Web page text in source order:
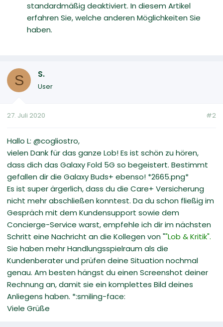
standardmäßig deaktiviert. In diesem Artikel
erfahren Sie, welche anderen Möglichkeiten Sie
haben.
S S.
User
27. Juli 2020 #2
Hallo L: @cogliostro,
vielen Dank für das ganze Lob! Es ist schön zu hören,
dass dich das Galaxy Fold 5G so begeistert. Bestimmt
gefallen dir die Galaxy Buds+ ebenso! *2665.png*
Es ist super ärgerlich, dass du die Care+ Versicherung
nicht mehr abschließen konntest. Da du schon fließig im
Gespräch mit dem Kundensupport sowie dem
Concierge-Service warst, empfehle ich dir im nächsten
Schritt eine Nachricht an die Kollegen von ""Lob & Kritik".
Sie haben mehr Handlungsspielraum als die
Kundenberater und prüfen deine Situation nochmal
genau. Am besten hängst du einen Screenshot deiner
Rechnung an, damit sie ein komplettes Bild deines
Anliegens haben. *:smiling-face:
Viele Grüße